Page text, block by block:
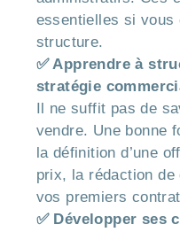
essentielles si vous
structure.
✅ Apprendre à
stratégie
Il ne suffit pas de
vendre. Une bonne
la définition d’une
prix, la rédaction de
vos premiers
✅ Développer ses